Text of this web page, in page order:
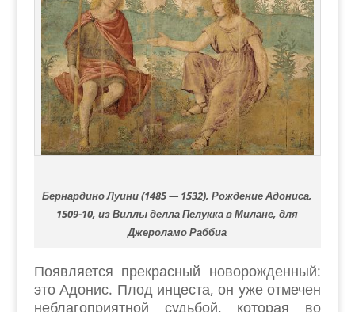
Бернардино Луини (1485 — 1532), Рождение Адониса,
1509-10, из Виллы делла Пелукка в Милане, для
Джероламо Раббиа
Появляется прекрасный новорожденный:
это Адонис. Плод инцеста, он уже отмечен
неблагоприятной судьбой, которая во